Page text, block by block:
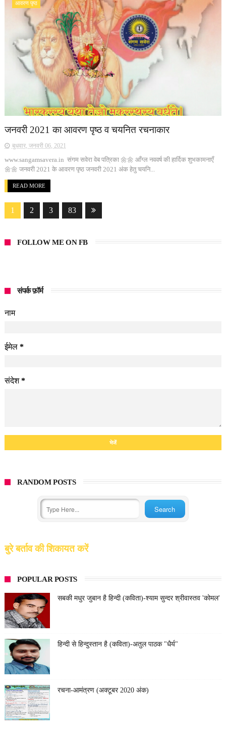
आवरण पृष्ठ
जनवरी 2021 का आवरण पृष्ठ व चयनित रचनाकार
बुधवार, जनवरी 06, 2021
www.sangamsavera.in संगम सवेरा वेब पत्रिका 🌼🌼 आँग्ल नववर्ष की हार्दिक शुभकामनाएँ
🌼🌼 जनवरी 2021 के आवरण पृष्ठ जनवरी 2021 अंक हेतु चयनि...
READ MORE
1 2 3 83
FOLLOW ME ON FB
संपर्क फ़ॉर्म
नाम
ईमेल *
संदेश*
RANDOM POSTS
बुरे बर्ताव की शिकायत करें
POPULAR POSTS
सबकी मधुर जुबान है हिन्दी (कविता)-श्याम सुन्दर श्रीवास्तव 'कोमल'
हिन्दी से हिन्दुस्तान है (कविता)-अतुल पाठक "धैर्य"
रचना-आमंत्रण (अक्टूबर 2020 अंक)